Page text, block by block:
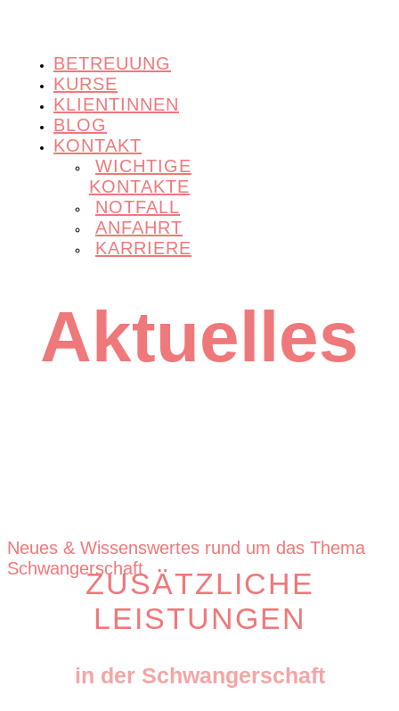
BETREUUNG
KURSE
KLIENTINNEN
BLOG
KONTAKT
WICHTIGE
KONTAKTE
NOTFALL
ANFAHRT
KARRIERE
Aktuelles
Neues & Wissenswertes rund um das Thema
SchwangerschaftZUSÄTZLICHE
LEISTUNGEN
in der Schwangerschaft